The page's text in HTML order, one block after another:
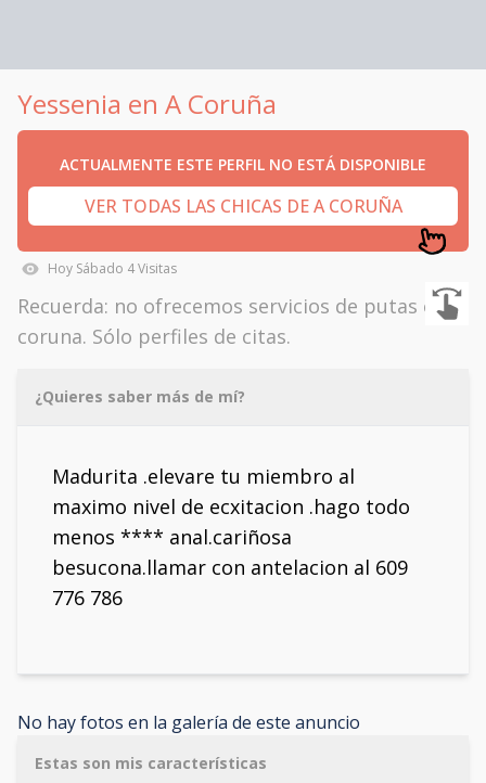
Yessenia en A Coruña
ACTUALMENTE ESTE PERFIL NO ESTÁ DISPONIBLE
VER TODAS LAS CHICAS DE A CORUÑA
Hoy Sábado 4Visitas
Recuerda: no ofrecemos servicios de putas en
coruna. Sólo perfiles de citas.
¿Quieres saber más de mí?
Madurita .elevare tu miembro al
maximo nivel de ecxitacion .hago todo
menos **** anal.cariñosa
besucona.llamar con antelacion al 609
776 786
No hay fotos en la galería de este anuncio
Estas son mis características